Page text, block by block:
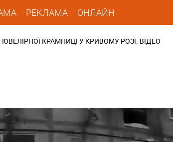
РЕКЛАМА ОНЛАЙН
КРАМНИЦІ У КРИВОМУ РОЗІ. ВІДЕО